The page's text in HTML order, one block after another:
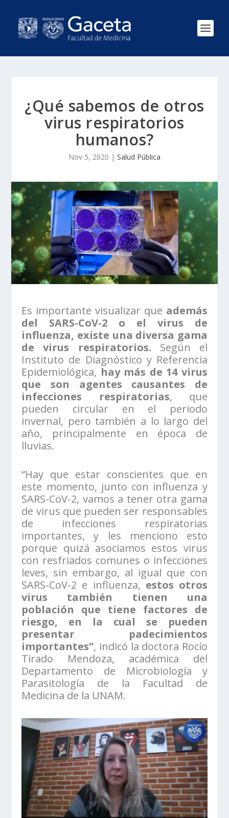
¿Qué sabemos de otros
virus respiratorios
humanos?
Nov 5, 2020 | Salud Pública
Es importante visualizar que además
del SARS-CoV-2 o el virus de
influenza, existe una diversa gama
de virus respiratorios. Según el
Instituto de Diagnóstico y Referencia
Epidemiológica, hay más de 14 virus
que son agentes causantes de
infecciones respiratorias, que
pueden circular en el periodo
invernal, pero también a lo largo del
año, principalmente en época de
lluvias.
“Hay que estar conscientes que en
este momento, junto con influenza y
SARS-CoV-2, vamos a tener otra gama
de virus que pueden ser responsables
de infecciones respiratorias
importantes, y les menciono esto
porque quizá asociamos estos virus
con resfriados comunes o infecciones
leves, sin embargo, al igual que con
SARS-CoV-2 e influenza, estos otros
virus también tienen una
población que tiene factores de
riesgo, en la cual se pueden
presentar padecimientos
importantes”, indicó la doctora Rocío
Tirado Mendoza, académica del
Departamento de Microbiología y
Parasitología de la Facultad de
Medicina de la UNAM.